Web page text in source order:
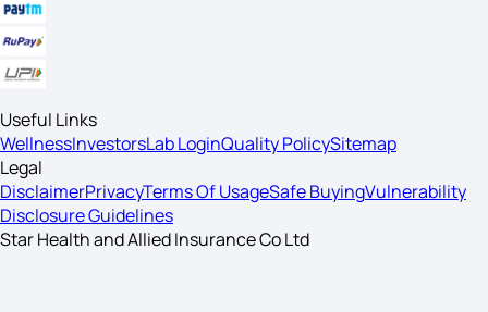
Useful Links
WellnessInvestorsLab LoginQuality PolicySitemap
Legal
DisclaimerPrivacyTerms Of UsageSafe BuyingVulnerability
Disclosure Guidelines
Star Health and Allied Insurance Co Ltd